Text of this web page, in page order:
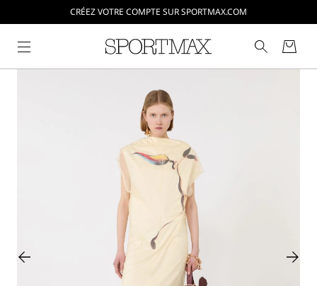
CRÉEZ VOTRE COMPTE SUR SPORTMAX.COM